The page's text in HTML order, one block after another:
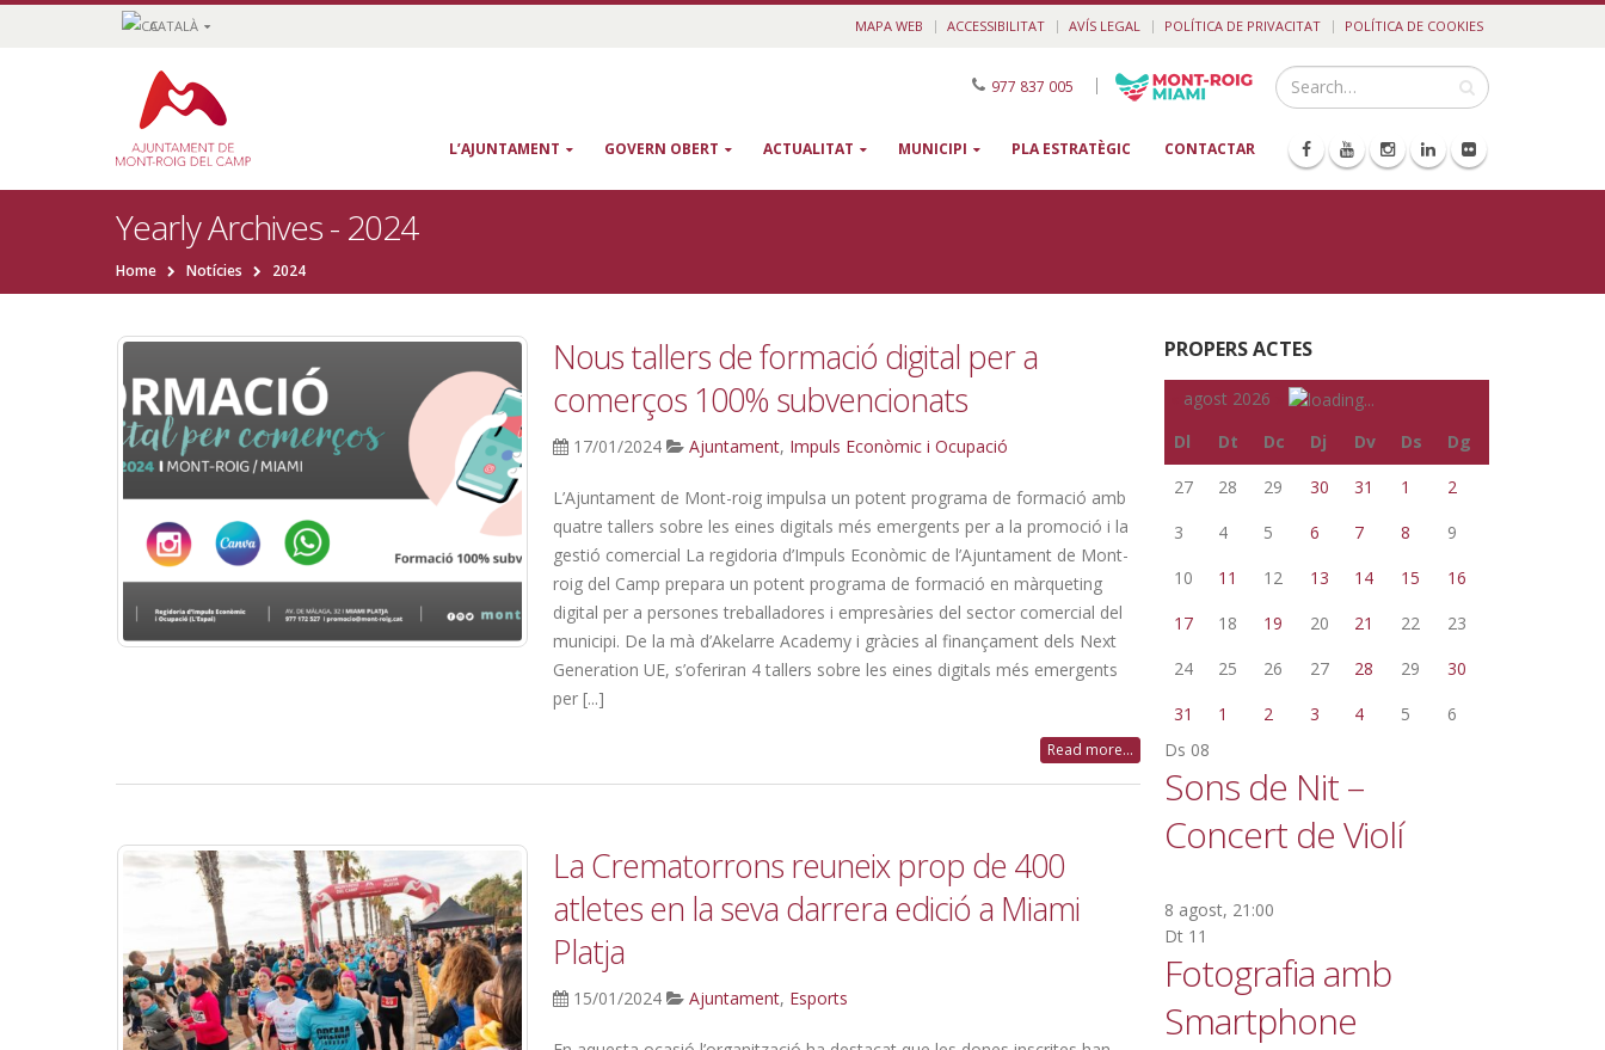
CATALÀ MAPA WEB ACCESSIBILITAT AVÍS LEGAL POLÍTICA DE PRIVACITAT POLÍTICA DE COOKIES
977 837 005 |
L’AJUNTAMENT GOVERN OBERT ACTUALITAT MUNICIPI PLA ESTRATÈGIC CONTACTAR
Yearly Archives - 2024
Home Notícies 2024
Nous tallers de formació digital per a
comerços 100% subvencionats
17/01/2024 Ajuntament, Impuls Econòmic i Ocupació
L’Ajuntament de Mont-roig impulsa un potent programa de formació amb
quatre tallers sobre les eines digitals més emergents per a la promoció i la
gestió comercial La regidoria d’Impuls Econòmic de l’Ajuntament de Mont-
roig del Camp prepara un potent programa de formació en màrqueting
digital per a persones treballadores i empresàries del sector comercial del
municipi. De la mà d’Akelarre Academy i gràcies al finançament dels Next
Generation UE, s’oferiran 4 tallers sobre les eines digitals més emergents
per [...]
Read more...
La Crematorrons reuneix prop de 400
atletes en la seva darrera edició a Miami
Platja
15/01/2024 Ajuntament, Esports
PROPERS ACTES
agost 2026
Dl
Dt Dc Dj Dv Ds
Dg
27
28 29 30 31 1
2
3
4 5 6 7 8
9
10
11 12 13 14 15
16
17
18 19 20 21 22
23
24
25 26 27 28 29
30
31
1 2 3 4 5
6
Ds 08
Sons de Nit –
Concert de Violí
8 agost, 21:00
Dt 11
Fotografia amb
Smartphone